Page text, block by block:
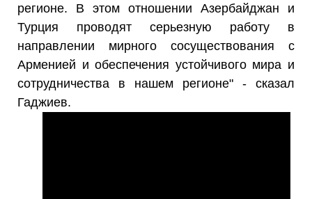
регионе. В этом отношении Азербайджан и
Турция проводят серьезную работу в
направлении мирного сосуществования с
Арменией и обеспечения устойчивого мира и
сотрудничества в нашем регионе" - сказал
Гаджиев.